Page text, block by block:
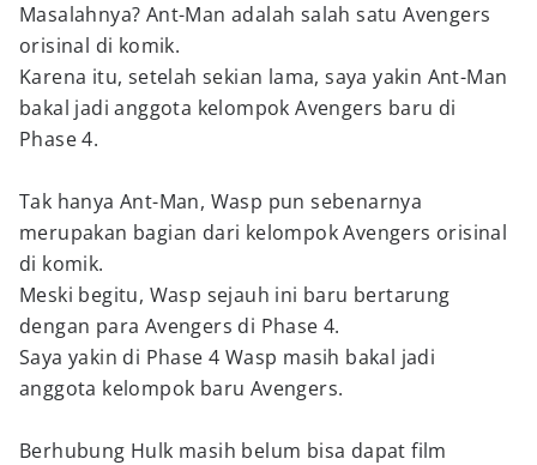
Masalahnya? Ant-Man adalah salah satu Avengers
orisinal di komik.
Karena itu, setelah sekian lama, saya yakin Ant-Man
bakal jadi anggota kelompok Avengers baru di
Phase 4.
Tak hanya Ant-Man, Wasp pun sebenarnya
merupakan bagian dari kelompok Avengers orisinal
di komik.
Meski begitu, Wasp sejauh ini baru bertarung
dengan para Avengers di Phase 4.
Saya yakin di Phase 4 Wasp masih bakal jadi
anggota kelompok baru Avengers.
Berhubung Hulk masih belum bisa dapat film